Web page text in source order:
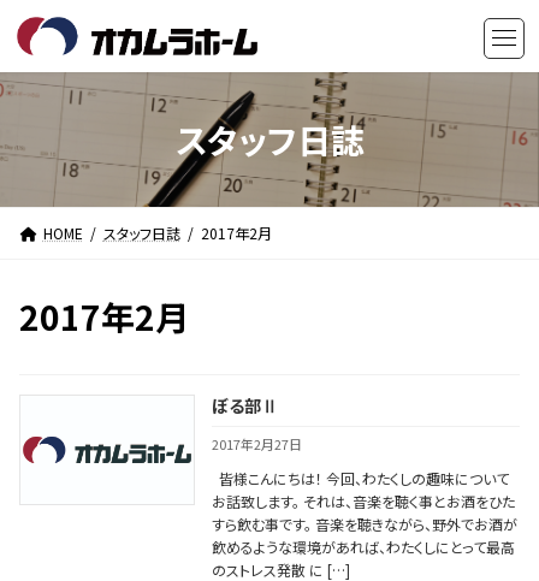
テ
ン
へ
キ
ゲ
ー
ョ
に
スタッフ日誌
HOME スタッフ日誌 2017年2月
2017年2月
ぼる部Ⅱ
2017年2月27日
皆様こんにちは！ 今回、わたくしの趣味について
お話致します。 それは、音楽を聴く事とお酒をひた
すら飲む事です。 音楽を聴きながら、野外でお酒が
飲めるような環境があれば、わたくしにとって最高
のストレス発散 に […]